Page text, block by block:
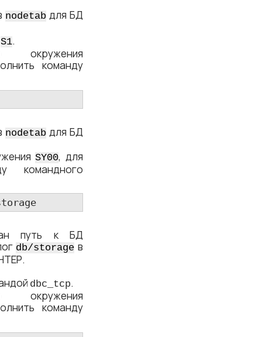
nodetab для БД
S1.
окружения
команду
nodetab для БД
SY00, для
командного
путь к БД
db/storage в
dbc_tcp.
окружения
команду